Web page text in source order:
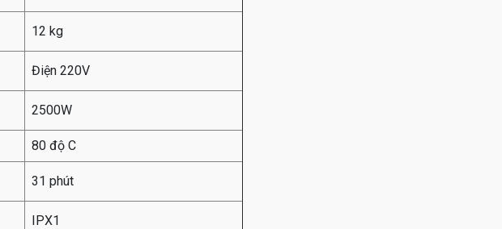
12 kg
Điện 220V
2500W
80 độ C
31 phút
IPX1